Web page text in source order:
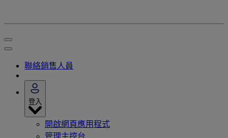
聯絡銷售人員
登入
開啟網頁應用程式
管理主控台